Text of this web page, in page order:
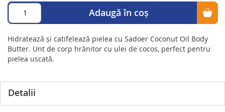
Adaugă în coș
Hidratează și catifelează pielea cu Sadoer Coconut Oil Body
Butter. Unt de corp hrănitor cu ulei de cocos, perfect pentru
pielea uscată.
Detalii